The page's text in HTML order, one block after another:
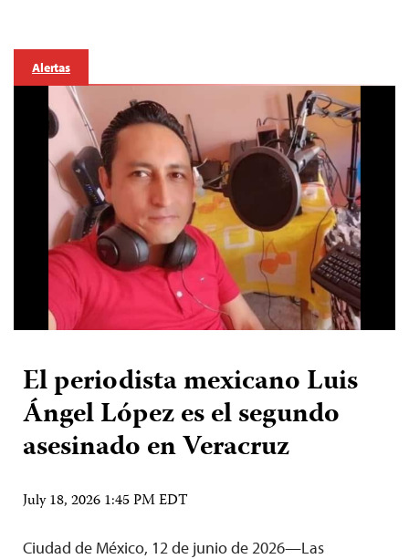
Alertas
El periodista mexicano Luis
Ángel López es el segundo
asesinado en Veracruz
July 18, 2026 1:45 PM EDT
Ciudad de México, 12 de junio de 2026—Las